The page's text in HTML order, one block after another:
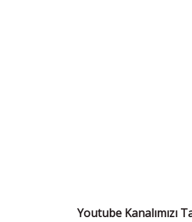
Youtube Kanalımızı